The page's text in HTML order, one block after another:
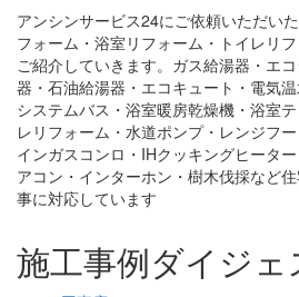
アンシンサービス24にご依頼いただい
フォーム・浴室リフォーム・トイレリ
ご紹介していきます。ガス給湯器・エ
器・石油給湯器・エコキュート・電気
システムバス・浴室暖房乾燥機・浴室
レリフォーム・水道ポンプ・レンジフ
インガスコンロ・IHクッキングヒータ
アコン・インターホン・樹木伐採など
事に対応しています
施工事例ダイジェ